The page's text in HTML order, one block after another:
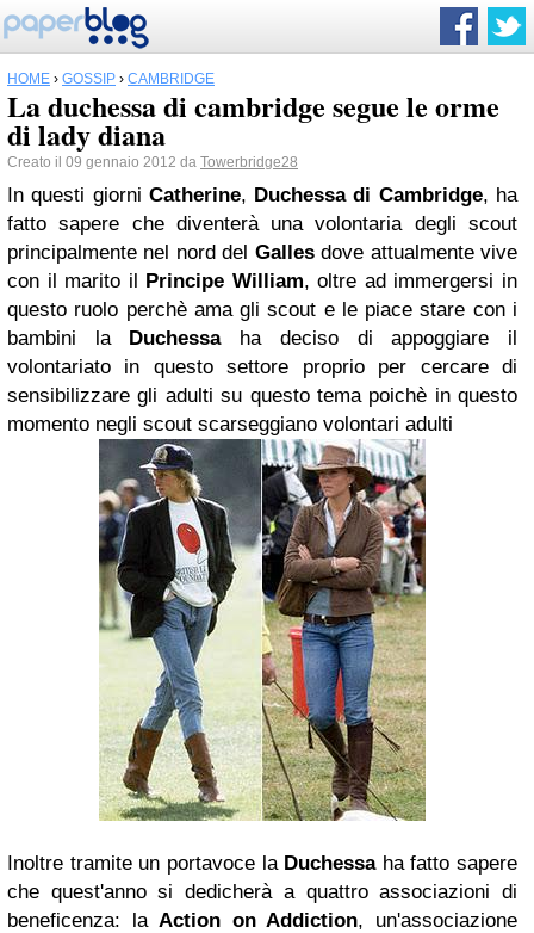
HOME › GOSSIP › CAMBRIDGE
La duchessa di cambridge segue le orme
di lady diana
Creato il 09 gennaio 2012 da Towerbridge28
In questi giorni Catherine, Duchessa di Cambridge, ha
fatto sapere che diventerà una volontaria degli scout
principalmente nel nord del Gallesdove attualmente vive
con il marito il Principe William, oltre ad immergersi in
questo ruolo perchè ama gli scout e le piace stare con i
bambini la Duchessaha deciso di appoggiare il
volontariato in questo settore proprio per cercare di
sensibilizzare gli adulti su questo tema poichè in questo
momento negli scout scarseggiano volontari adulti
Inoltre tramite un portavoce la Duchessaha fatto sapere
che quest'anno si dedicherà a quattro associazioni di
beneficenza: laAction on Addiction, un'associazione